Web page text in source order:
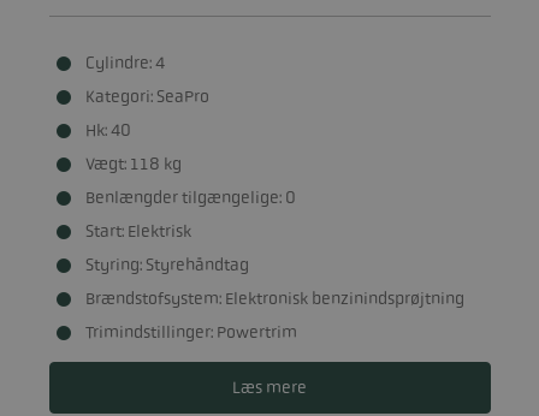
Cylindre: 4
Kategori: SeaPro
Hk: 40
Vægt: 118 kg
Benlængder tilgængelige: 0
Start: Elektrisk
Styring: Styrehåndtag
Brændstofsystem: Elektronisk benzinindsprøjtning
Trimindstillinger: Powertrim
Læs mere